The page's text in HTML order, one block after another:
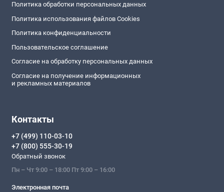
Политика обработки персональных данных
Политика использования файлов Cookies
Политика конфиденциальности
Пользовательское соглашение
Согласие на обработку персональных данных
Согласие на получение информационных
и рекламных материалов
Контакты
+7 (499) 110-03-10
+7 (800) 555-30-19
Обратный звонок
Пн – Чт 9:00 – 18:00 Пт 9:00 – 16:00
Электронная почта